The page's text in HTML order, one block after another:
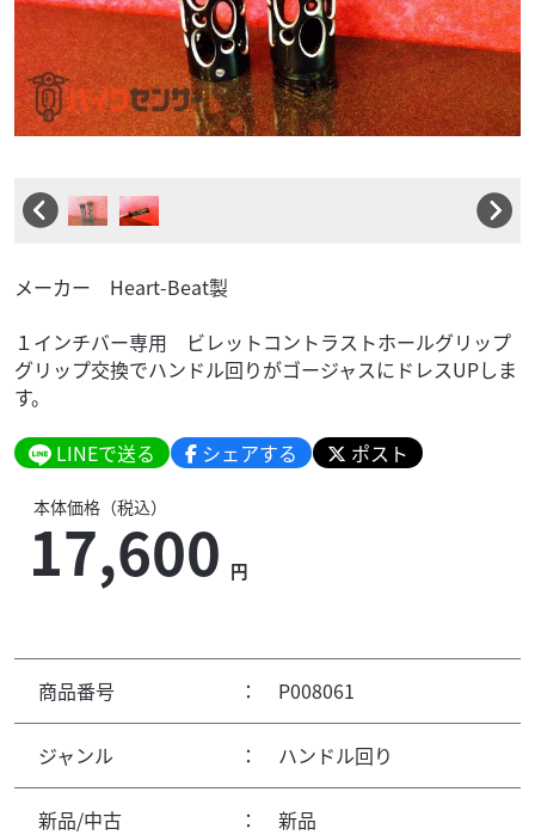
メーカー Heart-Beat製
１インチバー専用 ビレットコントラストホールグリップ
グリップ交換でハンドル回りがゴージャスにドレスUPしま
す。
LINEで送る シェアする ポスト
本体価格（税込）
17,600 円
商品番号 ： P008061
ジャンル ： ハンドル回り
新品/中古 ： 新品